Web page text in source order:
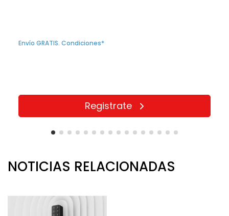
Envío GRATIS. Condiciones*
Registrate
NOTICIAS RELACIONADAS